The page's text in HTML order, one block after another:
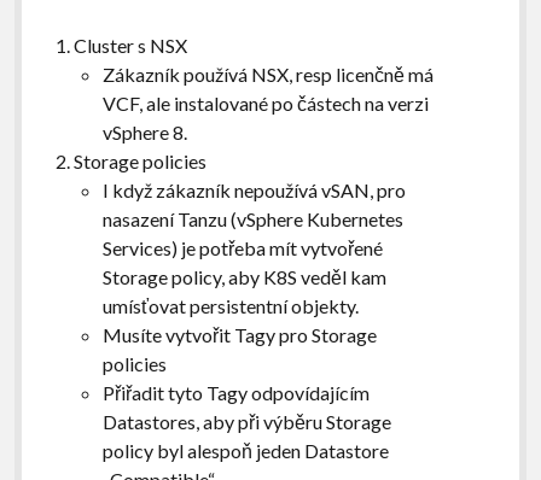
Cluster s NSX
Zákazník používá NSX, resp licenčně má
VCF, ale instalované po částech na verzi
vSphere 8.
Storage policies
I když zákazník nepoužívá vSAN, pro
nasazení Tanzu (vSphere Kubernetes
Services) je potřeba mít vytvořené
Storage policy, aby K8S veděl kam
umísťovat persistentní objekty.
Musíte vytvořit Tagy pro Storage
policies
Přiřadit tyto Tagy odpovídajícím
Datastores, aby při výběru Storage
policy byl alespoň jeden Datastore